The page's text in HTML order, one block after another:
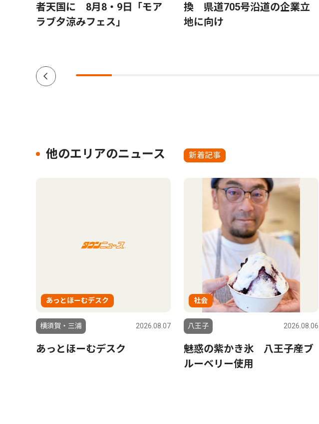
者天国に 8月8・9日「モア
ラブ夕涼みフェス」
換 県道705号沿道の企業立
地に向け
他のエリアのニュース 新着記事
あっとほーむデスク
横須賀・三浦 2026.08.07
あっとほーむデスク
社会
八王子 2026.08.06
魅惑の紫かき氷 八王子産ブ
ルーベリー使用